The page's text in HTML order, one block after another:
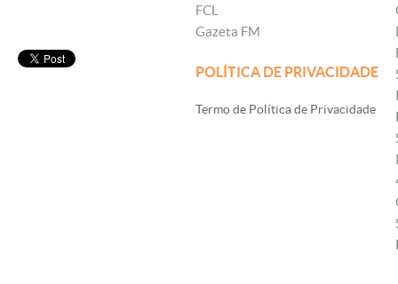
FCL
Gazeta FM
POLÍTICA DE PRIVACIDADE
Termo de Política de Privacidade